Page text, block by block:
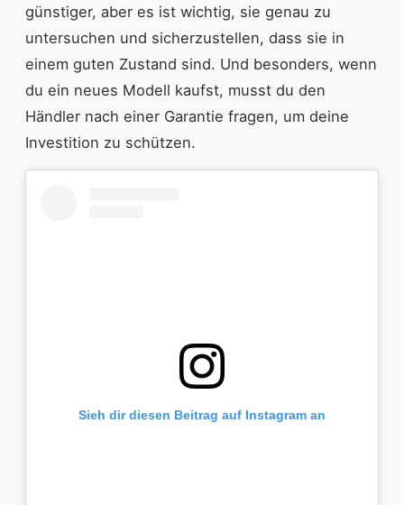
günstiger, aber es ist wichtig, sie genau zu
untersuchen und sicherzustellen, dass sie in
einem guten Zustand sind. Und besonders, wenn
du ein neues Modell kaufst, musst du den
Händler nach einer Garantie fragen, um deine
Investition zu schützen.
Sieh dir diesen Beitrag auf Instagram an